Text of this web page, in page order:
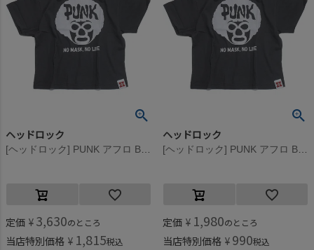
ヘッドロック
定価 ¥ 3,630のところ
当店特別価格 ¥ 1,815税込
ヘッドロック
定価 ¥ 1,980のところ
当店特別価格 ¥ 990税込